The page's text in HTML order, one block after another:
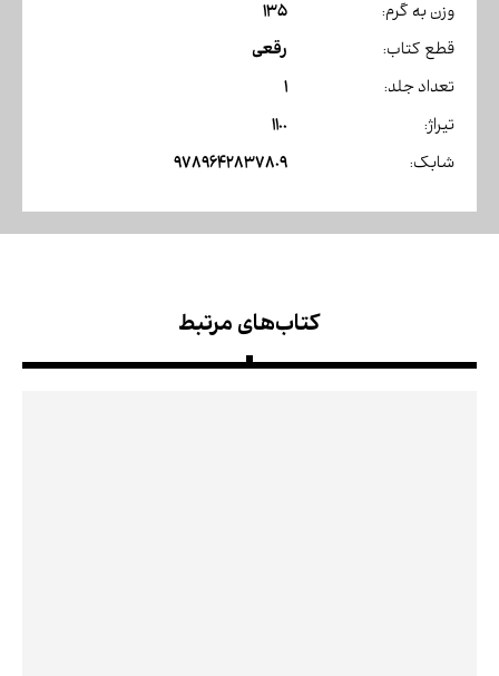
وزن به گرم: 135
قطع کتاب: رقعی
تعداد جلد: 1
تیراژ: 1100
شابک: 9789642837809
کتاب‌های مرتبط